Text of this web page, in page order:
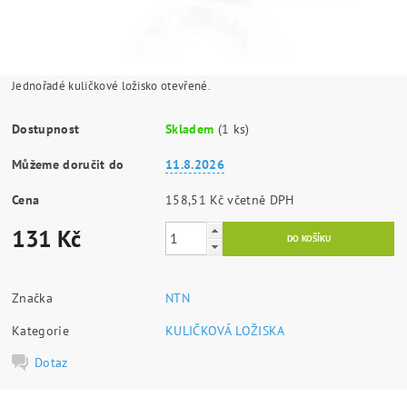
Jednořadé kuličkové ložisko otevřené.
Dostupnost Skladem (1 ks)
Můžeme doručit do 11.8.2026
Cena 158,51 Kč včetně DPH
131 Kč
Značka
NTN
Kategorie
KULIČKOVÁ LOŽISKA
Dotaz